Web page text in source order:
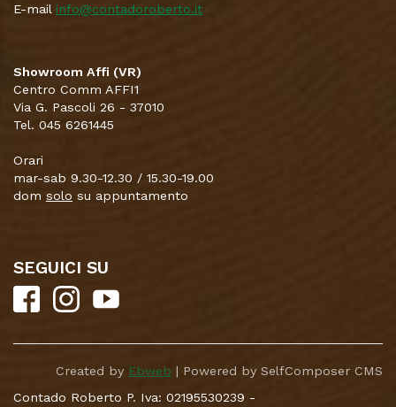
E-mail info@contadoroberto.it
Showroom Affi (VR)
Centro Comm AFFI1
Via G. Pascoli 26 - 37010
Tel. 045 6261445
Orari
mar-sab 9.30-12.30 / 15.30-19.00
dom solo su appuntamento
SEGUICI SU
Created by Ebweb | Powered by SelfComposer CMS
Contado Roberto P. Iva: 02195530239 -